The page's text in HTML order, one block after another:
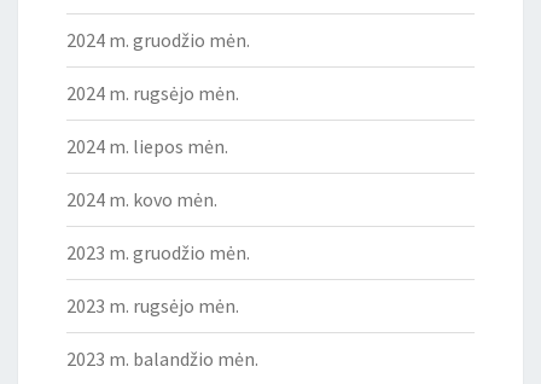
2024 m. gruodžio mėn.
2024 m. rugsėjo mėn.
2024 m. liepos mėn.
2024 m. kovo mėn.
2023 m. gruodžio mėn.
2023 m. rugsėjo mėn.
2023 m. balandžio mėn.